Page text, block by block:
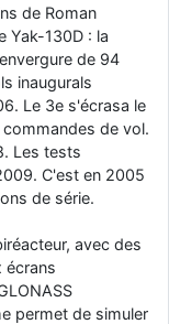
de Roman
Yak-130D : la
de 94
inaugurals
Le 3e s'écrasa le
de vol.
Les tests
C'est en 2005
de série.
avec des
écrans
permet de simuler